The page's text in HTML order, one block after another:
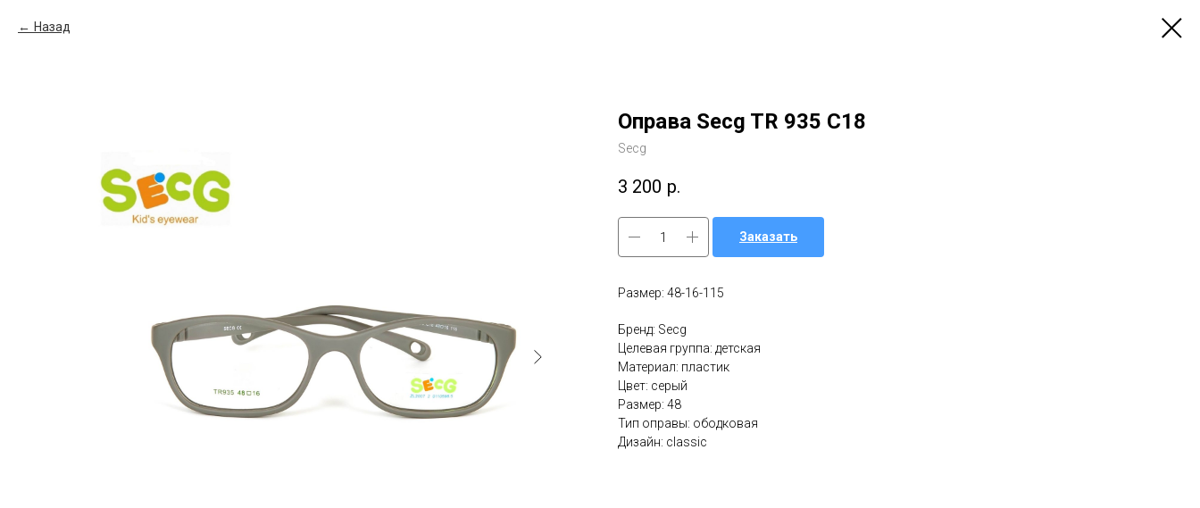
Назад
Оправа Secg TR 935 C18
Secg
3 200 р.
Заказать
Размер: 48-16-115
Бренд: Secg
Целевая группа: детская
Материал: пластик
Цвет: серый
Размер: 48
Тип оправы: ободковая
Дизайн: classic